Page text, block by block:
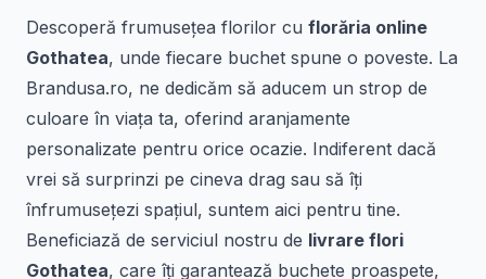
Descoperă frumusețea florilor cu florăria online
Gothatea, unde fiecare buchet spune o poveste. La
Brandusa.ro, ne dedicăm să aducem un strop de
culoare în viața ta, oferind aranjamente
personalizate pentru orice ocazie. Indiferent dacă
vrei să surprinzi pe cineva drag sau să îți
înfrumusețezi spațiul, suntem aici pentru tine.
Beneficiază de serviciul nostru de livrare flori
Gothatea, care îți garantează buchete proaspete,